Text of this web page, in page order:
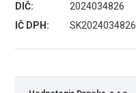
DIČ:
2024034826
IČ DPH:
SK2024034826